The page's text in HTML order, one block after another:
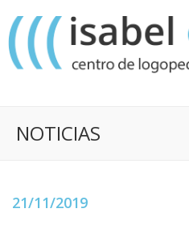
NOTICIAS
21/11/2019